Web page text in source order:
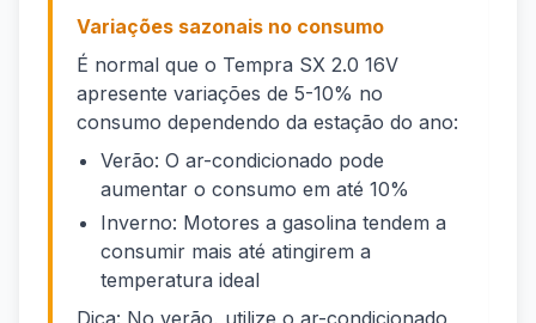
Variações sazonais no consumo
É normal que o Tempra SX 2.0 16V
apresente variações de 5-10% no
consumo dependendo da estação do ano:
Verão: O ar-condicionado pode
aumentar o consumo em até 10%
Inverno: Motores a gasolina tendem a
consumir mais até atingirem a
temperatura ideal